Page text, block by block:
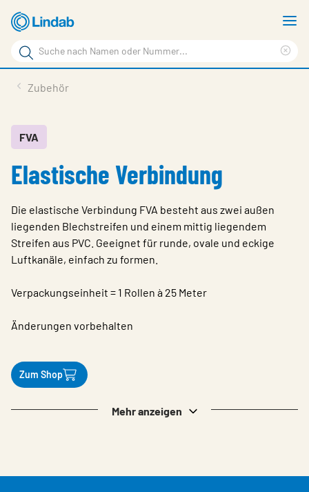
Zum
Hauptinhalt
springen
Suchbegriff
Seite
durchsuchen
Wissen & Service
Inspiration
Nachhaltigkeit
Zubehör
FVA
Elastische Verbindung
Die elastische Verbindung FVA besteht aus zwei außen
liegenden Blechstreifen und einem mittig liegendem
Streifen aus PVC. Geeignet für runde, ovale und eckige
Luftkanäle, einfach zu formen.
Verpackungseinheit = 1 Rollen à 25 Meter
Änderungen vorbehalten
Zum Shop
Mehr anzeigen